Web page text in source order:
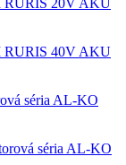
RURIS 20V AKU
RURIS 40V AKU
AL-KO
AL-KO